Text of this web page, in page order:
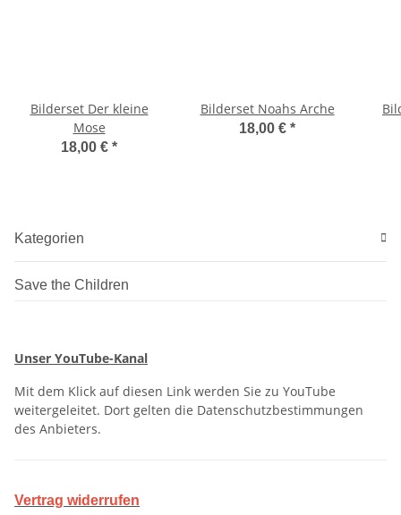
Bilderset Der kleine
Mose
18,00 € *
Bilderset Noahs Arche
18,00 € *
Kategorien
Save the Children
Unser YouTube-Kanal
Mit dem Klick auf diesen Link werden Sie zu YouTube
weitergeleitet. Dort gelten die Datenschutzbestimmungen
des Anbieters.
Vertrag widerrufen